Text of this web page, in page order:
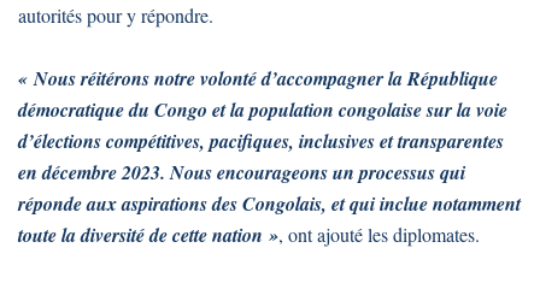
autorités pour y répondre.
« Nous réitérons notre volonté d’accompagner la République
démocratique du Congo et la population congolaise sur la voie
d’élections compétitives, pacifiques, inclusives et transparentes
en décembre 2023. Nous encourageons un processus qui
réponde aux aspirations des Congolais, et qui inclue notamment
toute la diversité de cette nation », ont ajouté les diplomates.